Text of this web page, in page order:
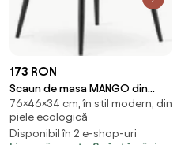
173 RON
Scaun de masa MANGO din
piele ecologica cu picioare
negre, gri
76×46×34 cm, în stil modern, din
piele ecologică
Disponibil în 2 e-shop-uri